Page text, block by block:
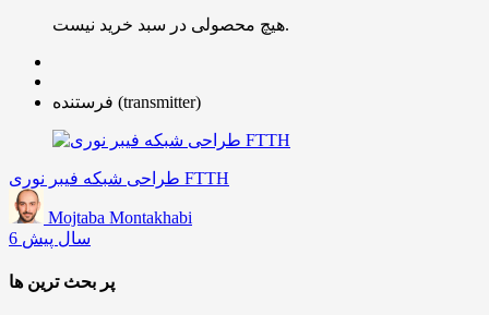
هیچ محصولی در سبد خرید نیست.
فرستنده (transmitter)
طراحی شبکه فیبر نوری FTTH
Mojtaba Montakhabi
6 سال پیش
پر بحث ترین ها